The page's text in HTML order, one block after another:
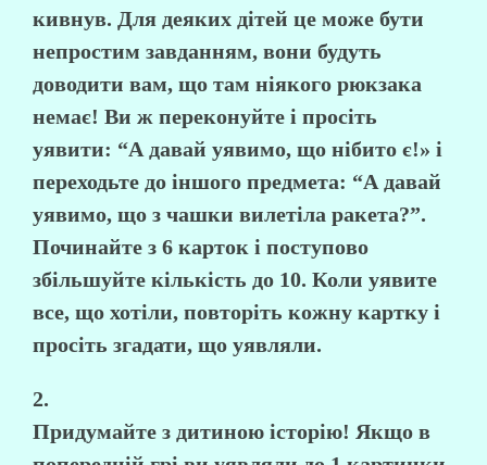
кивнув. Для деяких дітей це може бути
непростим завданням, вони будуть
доводити вам, що там ніякого рюкзака
немає! Ви ж переконуйте і просіть
уявити: “А давай уявимо, що нібито є!» і
переходьте до іншого предмета: “А давай
уявимо, що з чашки вилетіла ракета?”.
Починайте з 6 карток і поступово
збільшуйте кількість до 10. Коли уявите
все, що хотіли, повторіть кожну картку і
просіть згадати, що уявляли.
2.
Придумайте з дитиною історію! Якщо в